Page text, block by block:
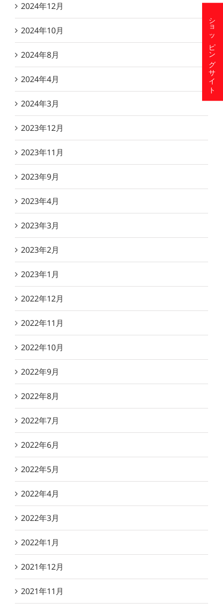
2024年12月
2024年10月
2024年8月
2024年4月
2024年3月
2023年12月
2023年11月
2023年9月
2023年4月
2023年3月
2023年2月
2023年1月
2022年12月
2022年11月
2022年10月
2022年9月
2022年8月
2022年7月
2022年6月
2022年5月
2022年4月
2022年3月
2022年1月
2021年12月
2021年11月
ショッピングサイト